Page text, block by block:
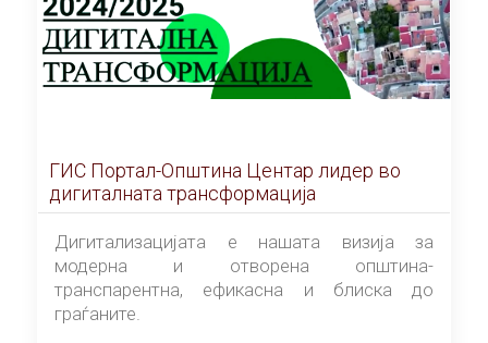
ГИС Портал-Општина Центар лидер во
дигиталната трансформација
Дигитализацијата е нашата визија за
модерна и отворена општина-
транспарентна, ефикасна и блиска до
граѓаните.